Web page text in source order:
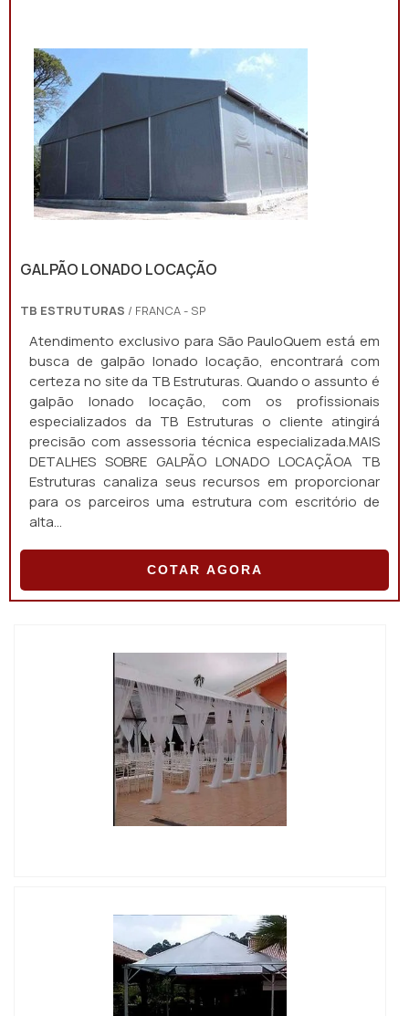
GALPÃO LONADO LOCAÇÃO
TB ESTRUTURAS / FRANCA - SP
Atendimento exclusivo para São PauloQuem está em
busca de galpão lonado locação, encontrará com
certeza no site da TB Estruturas. Quando o assunto é
galpão lonado locação, com os profissionais
especializados da TB Estruturas o cliente atingirá
precisão com assessoria técnica especializada.MAIS
DETALHES SOBRE GALPÃO LONADO LOCAÇÃOA TB
Estruturas canaliza seus recursos em proporcionar
para os parceiros uma estrutura com escritório de
alta...
COTAR AGORA